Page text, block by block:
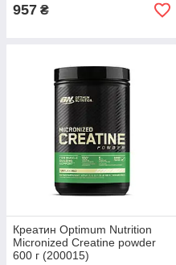
957 ₴
Креатин Optimum Nutrition
Micronized Сreatine powder
600 г (200015)